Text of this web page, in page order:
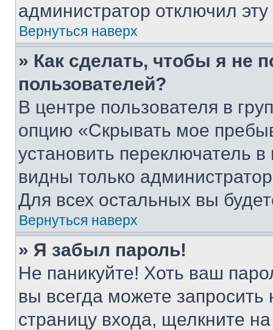
администратор отключил
Вернуться наверх
» Как сделать, чтобы я не
пользователей?
В центре пользователя в
опцию «Скрывать мое
установить переключатель
видны только
Для всех остальных вы
Вернуться наверх
» Я забыл пароль!
Не паникуйте! Хоть ваш
вы всегда можете
страницу входа, щелкните